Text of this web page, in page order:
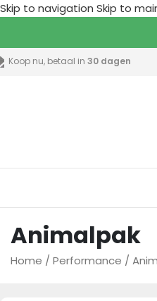
Skip to navigation Skip to
Koop nu, betaal in 30 dagen
Animalpak
Home / Performance /